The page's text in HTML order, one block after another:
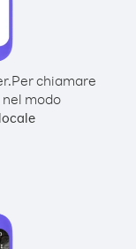
Per chiamare
modo